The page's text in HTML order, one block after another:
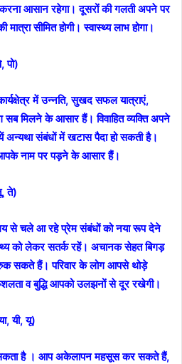
करना आसान रहेगा। दूसरों की गलती अपने पर
सीमित होगी। स्वास्थ्य लाभ होगा।
पो)
में उन्नति, सुखद सफल यात्राएं,
सब मिलने के आसार हैं। विवाहित व्यक्ति अपने
अन्यथा संबंधों में खटास पैदा हो सकती है।
नाम पर पड़ने के आसार हैं।
ते)
से चले आ रहे प्रेम संबंधों को नया रूप देने
को लेकर सतर्क रहें। अचानक सेहत बिगड़
सकते हैं। परिवार के लोग आपसे थोड़े
व बुद्धि आपको उलझनों से दूर रखेगी।
यी, यू)
है । आप अकेलापन महसूस कर सकते हैं,